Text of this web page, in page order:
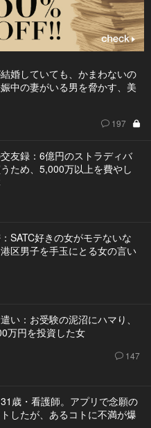
結婚していても、かまわないの
中の妻がいる男を脅かす、美
197
友録：6億円のストラディバ
ため、5,000万以上を費やし
SATC好きの女がモテないな
区男子を手玉にとる女の言い
い：お受験の泥沼にハマり、
万円を投資した女
147
歳・看護師。アプリで念願の
したが、あるコトに不満が爆